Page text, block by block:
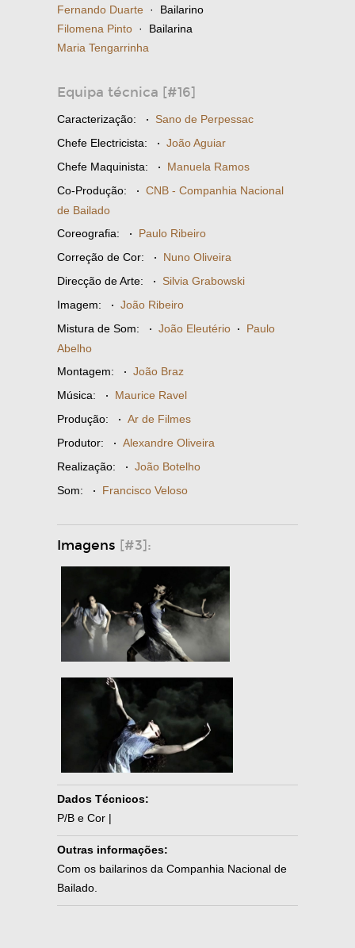
Fernando Duarte · Bailarino
Filomena Pinto · Bailarina
Maria Tengarrinha
Equipa técnica [#16]
Caracterização: · Sano de Perpessac
Chefe Electricista: · João Aguiar
Chefe Maquinista: · Manuela Ramos
Co-Produção: · CNB - Companhia Nacional
de Bailado
Coreografia: · Paulo Ribeiro
Correção de Cor: · Nuno Oliveira
Direcção de Arte: · Silvia Grabowski
Imagem: · João Ribeiro
Mistura de Som: · João Eleutério · Paulo
Abelho
Montagem: · João Braz
Música: · Maurice Ravel
Produção: · Ar de Filmes
Produtor: · Alexandre Oliveira
Realização: · João Botelho
Som: · Francisco Veloso
Imagens [#3]:
Dados Técnicos:
P/B e Cor |
Outras informações:
Com os bailarinos da Companhia Nacional de
Bailado.